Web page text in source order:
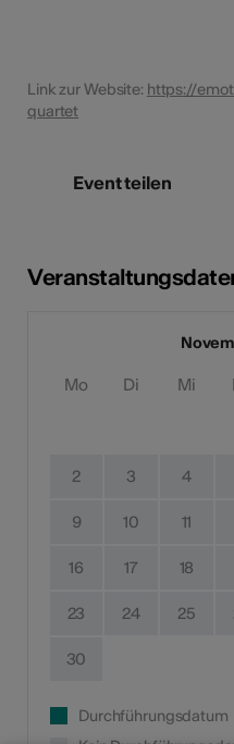
Link zur Website: https://
quartet
Event teilen
Mo Di Mi
2 3 4
9 10 11
16 17 18
23 24 25
30
Durchführungsdatum